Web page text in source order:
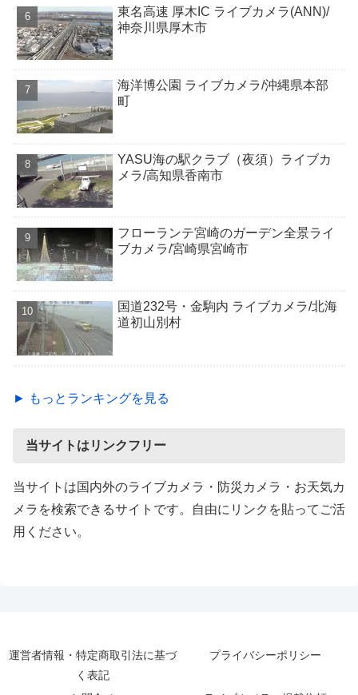
東名高速 厚木IC ライブカメラ(ANN)/
神奈川県厚木市
海洋博公園 ライブカメラ/沖縄県本部
町
YASU海の駅クラブ（夜須）ライブカ
メラ/高知県香南市
フローランテ宮崎のガーデン全景ライ
ブカメラ/宮崎県宮崎市
国道232号・金駒内 ライブカメラ/北海
道初山別村
► もっとランキングを見る
当サイトはリンクフリー
当サイトは国内外のライブカメラ・防災カメラ・お天気カ
メラを検索できるサイトです。自由にリンクを貼ってご活
用ください。
運営者情報・特定商取引法に基づ
く表記
プライバシーポリシー